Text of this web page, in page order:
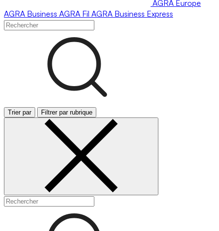
AGRA Europe
AGRA Business AGRA Fil AGRA Business Express
Trier par Filtrer par rubrique